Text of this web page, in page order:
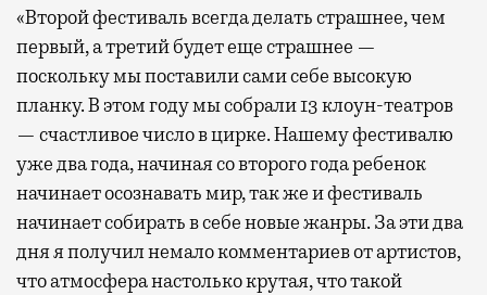
«Второй фестиваль всегда делать страшнее, чем
первый, а третий будет еще страшнее —
поскольку мы поставили сами себе высокую
планку. В этом году мы собрали 13 клоун-театров
— счастливое число в цирке. Нашему фестивалю
уже два года, начиная со второго года ребенок
начинает осознавать мир, так же и фестиваль
начинает собирать в себе новые жанры. За эти два
дня я получил немало комментариев от артистов,
что атмосфера настолько крутая, что такой